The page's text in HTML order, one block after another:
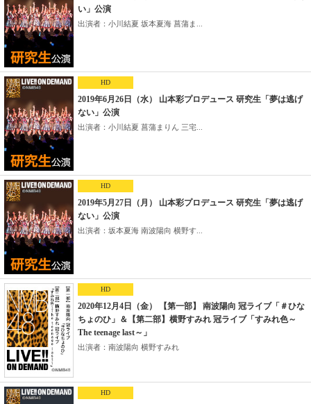
い」公演
出演者：小川結夏 坂本夏海 菖蒲ま...
HD
2019年6月26日（水） 山本彩プロデュース 研究生「夢は逃げ
ない」公演
出演者：小川結夏 菖蒲まりん 三宅...
HD
2019年5月27日（月） 山本彩プロデュース 研究生「夢は逃げ
ない」公演
出演者：坂本夏海 南波陽向 横野す...
HD
2020年12月4日（金） 【第一部】 南波陽向 冠ライブ「＃ひな
ちょのひ」＆【第二部】横野すみれ 冠ライブ「すみれ色～
The teenage last～」
出演者：南波陽向 横野すみれ
HD